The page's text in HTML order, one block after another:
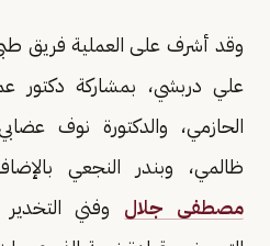
وقد أشرف على العملية فريق
علي دربشي، بمشاركة دكتور
الحازمي، والدكتورة نوف
ظالمي، وبندر النجعي
مصطفى جلال وفني